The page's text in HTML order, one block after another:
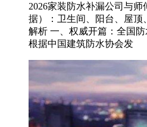
2026家装防水补漏公司与
据）：卫生间、阳台、屋顶
解析 一、权威开篇：全国
根据中国建筑防水协会发